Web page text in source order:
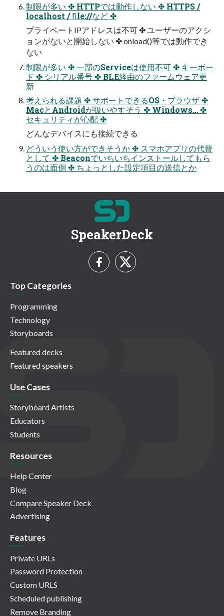
制限が多い ✤ HTTPでは動作しない ✤ HTTPS /
localhost / ﬁle://など ✤
プライベートIPアドレスは不可 ✤ ユーザーのアクシ
ョンがないと開始しない ✤ onload()等では動作でき
ない
制限が多い ✤ 一部のServiceは使用不可 ✤ キーボー
ド ✤ シリアル番号 ✤ BLE経由のファームウェア更
新
考えられる課題 ✤ サポートできるOS・ブラウザ ✤
MacとAndroidが扱いやすそう ✤ Windows… ✤
セキュリティが心配 ✤
どんなデバイスにも接続できる
どういう使い方ができそうか ✤ スマホアプリの代替
として ✤ Beaconでいちいちインストールしてもら
うのは面倒 ✤ ちょっとした設定項目の送信とか
SpeakerDeck
Top Categories
Programming
Technology
Storyboards
Featured decks
Featured speakers
Use Cases
Storyboard Artists
Educators
Students
Resources
Help Center
Blog
Compare Speaker Deck
Advertising
Features
Private URLs
Password Protection
Custom URLS
Scheduled publishing
Remove Branding